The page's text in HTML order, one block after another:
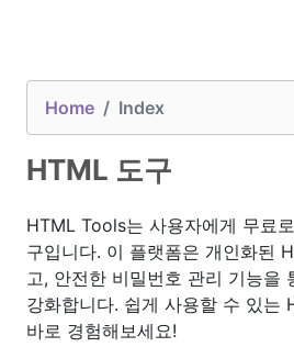
Home Index
HTML 도구
HTML Tools는 사용자에게 무료
구입니다. 이 플랫폼은 개인화된
고, 안전한 비밀번호 관리 기능을
강화합니다. 쉽게 사용할 수 있는
바로 경험해보세요!